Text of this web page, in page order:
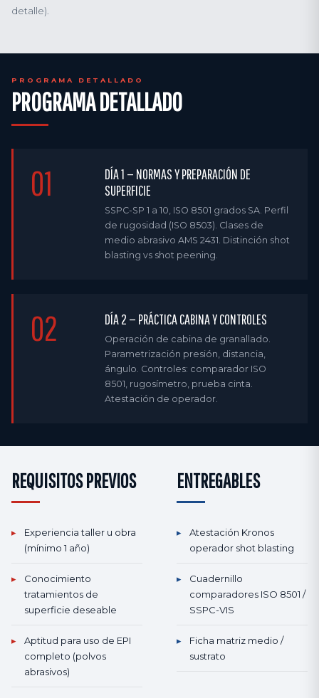
detalle).
PROGRAMA DETALLADO
PROGRAMA DETALLADO
01
DÍA 1 — NORMAS Y PREPARACIÓN DE
SUPERFICIE
SSPC-SP 1 a 10, ISO 8501 grados SA. Perfil
de rugosidad (ISO 8503). Clases de
medio abrasivo AMS 2431. Distinción shot
blasting vs shot peening.
02 DÍA 2 — PRÁCTICA CABINA Y CONTROLES
Operación de cabina de granallado.
Parametrización presión, distancia,
ángulo. Controles: comparador ISO
8501, rugosímetro, prueba cinta.
Atestación de operador.
REQUISITOS PREVIOS
▸
Experiencia taller u obra
(mínimo 1 año)
▸
Conocimiento
tratamientos de
superficie deseable
▸
Aptitud para uso de EPI
completo (polvos
abrasivos)
ENTREGABLES
▸
Atestación Kronos
operador shot blasting
▸
Cuadernillo
comparadores ISO 8501 /
SSPC-VIS
▸
Ficha matriz medio /
sustrato